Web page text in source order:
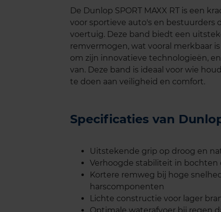
De Dunlop SPORT MAXX RT is een
voor sportieve auto's en bestuurders
voertuig. Deze band biedt een
remvermogen, wat vooral merkbaar
om zijn innovatieve technologieën, en
van. Deze band is ideaal voor wie
te doen aan veiligheid en comfort.
Specificaties van
Uitstekende grip op droog en
Verhoogde stabiliteit in bochten
Kortere remweg bij hoge
harscomponenten
Lichte constructie voor lager